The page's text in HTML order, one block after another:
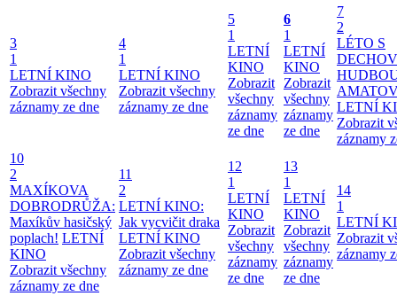
3
1
LETNÍ KINO
Zobrazit všechny
záznamy ze dne
4
1
LETNÍ KINO
Zobrazit všechny
záznamy ze dne
5
1
LETNÍ
KINO
Zobrazit
všechny
záznamy
ze dne
6
1
LETNÍ
KINO
Zobrazit
všechny
záznamy
ze dne
7
2
LÉTO S
LETNÍ
Zobrazit
záznamy
10
2
MAXÍKOVA
DOBRODRŮŽA:
Maxíkův hasičský
poplach! LETNÍ
KINO
Zobrazit všechny
záznamy ze dne
11
2
LETNÍ KINO:
Jak vycvičit draka
LETNÍ KINO
Zobrazit všechny
záznamy ze dne
12
1
LETNÍ
KINO
Zobrazit
všechny
záznamy
ze dne
13
1
LETNÍ
KINO
Zobrazit
všechny
záznamy
ze dne
14
1
LETNÍ
Zobrazit
záznamy